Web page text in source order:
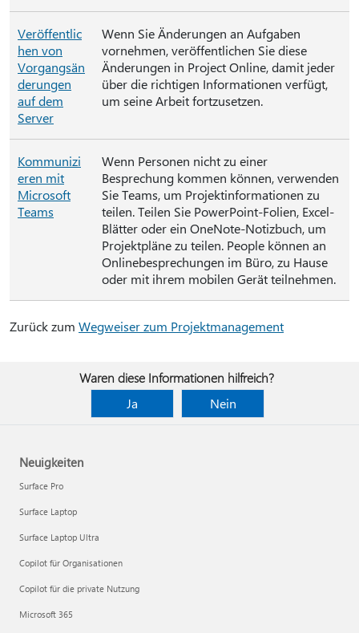
Veröffentlic
hen von
Vorgangsän
derungen
auf dem
Server
Wenn Sie Änderungen an Aufgaben
vornehmen, veröffentlichen Sie diese
Änderungen in Project Online, damit jeder
über die richtigen Informationen verfügt,
um seine Arbeit fortzusetzen.
Kommunizi
eren mit
Microsoft
Teams
Wenn Personen nicht zu einer
Besprechung kommen können, verwenden
Sie Teams, um Projektinformationen zu
teilen. Teilen Sie PowerPoint-Folien, Excel-
Blätter oder ein OneNote-Notizbuch, um
Projektpläne zu teilen. People können an
Onlinebesprechungen im Büro, zu Hause
oder mit ihrem mobilen Gerät teilnehmen.
Zurück zum Wegweiser zum Projektmanagement
Waren diese Informationen hilfreich?
Ja
Nein
Neuigkeiten
Surface Pro
Surface Laptop
Surface Laptop Ultra
Copilot für Organisationen
Copilot für die private Nutzung
Microsoft 365